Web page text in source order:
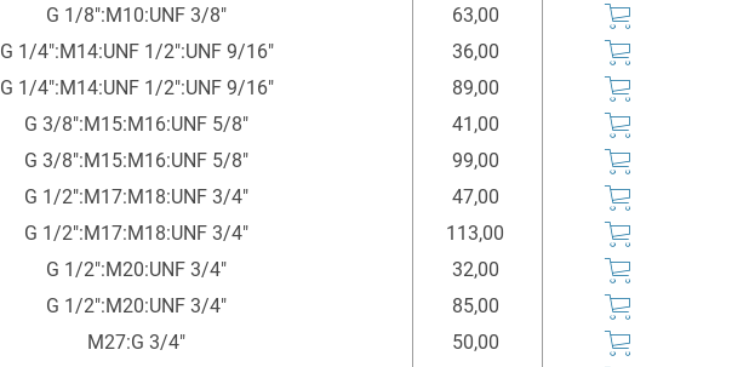
G 1/8":M10:UNF 3/8"
63,00
G 1/4":M14:UNF 1/2":UNF 9/16"
36,00
G 1/4":M14:UNF 1/2":UNF 9/16"
89,00
G 3/8":M15:M16:UNF 5/8"
41,00
G 3/8":M15:M16:UNF 5/8"
99,00
G 1/2":M17:M18:UNF 3/4"
47,00
G 1/2":M17:M18:UNF 3/4"
113,00
G 1/2":M20:UNF 3/4"
32,00
G 1/2":M20:UNF 3/4"
85,00
M27:G 3/4"
50,00